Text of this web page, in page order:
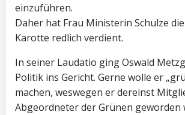
einzuführen.
Daher hat Frau Ministerin Schulze
Karotte redlich verdient.
In seiner Laudatio ging Oswald
Politik ins Gericht. Gerne wolle er
machen, weswegen er dereinst
Abgeordneter der Grünen geworden